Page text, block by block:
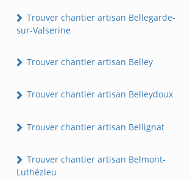
Trouver chantier artisan Bellegarde-
sur-Valserine
Trouver chantier artisan Belley
Trouver chantier artisan Belleydoux
Trouver chantier artisan Bellignat
Trouver chantier artisan Belmont-
Luthézieu